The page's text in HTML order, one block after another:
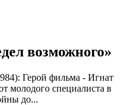
возможного»
Герой фильма - Игнат
молодого специалиста в
до...